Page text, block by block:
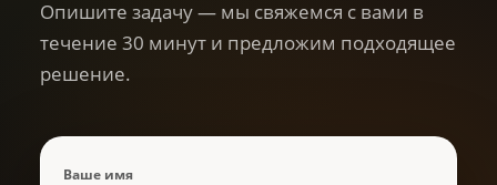
Опишите задачу — мы свяжемся с вами в
течение 30 минут и предложим подходящее
решение.
Ваше имя